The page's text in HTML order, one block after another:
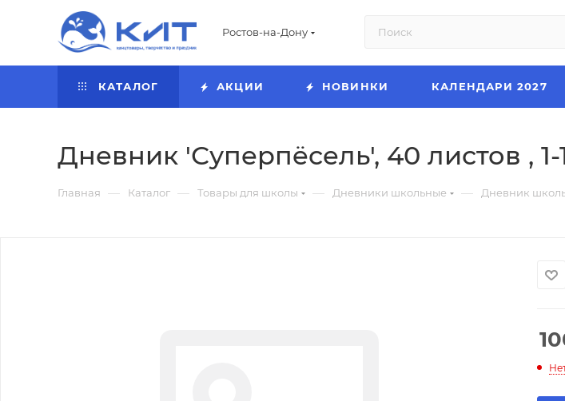
Ростов-на-Дону
КАТАЛОГ АКЦИИ НОВИНКИ КАЛЕНДАРИ 2027
Дневник 'Суперпёсель', 40 листов , 1-
Главная — Каталог — Товары для школы — Дневники школьные — Дневник